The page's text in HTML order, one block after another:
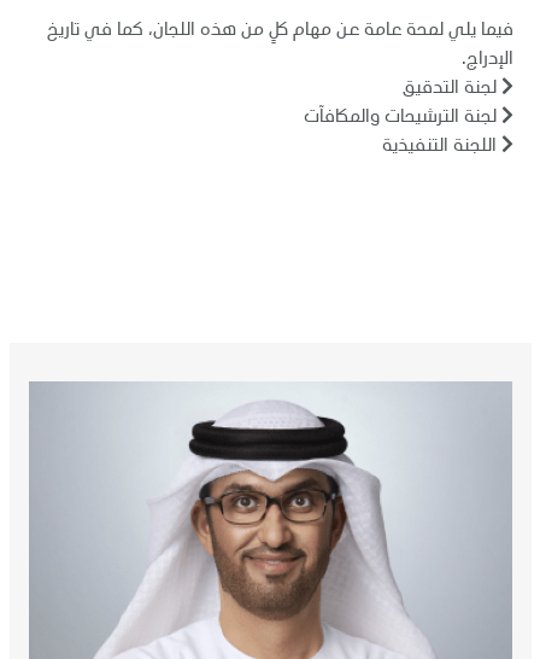
فيما يلي لمحة عامة عن مهام كلٍ من هذه اللجان، كما في تاريخ
الإدراج.
لجنة التدقيق
لجنة الترشيحات والمكافآت
اللجنة التنفيذية